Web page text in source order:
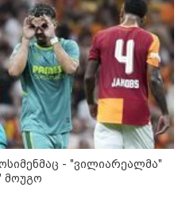
/ 09-08-2026
ოცნება” ხელს
ირანული
ქსელების
გაფართოებას, თუმცა
ამერიკას უყენებს
- ჯო უილსონი
/ 08-08-2026
მა საქართველოში
კრიპტოკომპანია
ოსიმენმაც - "ვილიარეალმა"
მოუგო